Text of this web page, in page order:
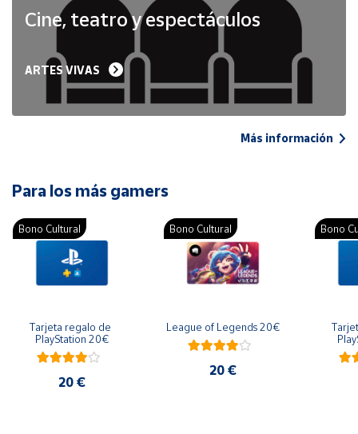
Cine, teatro y espectáculos
ARTES VIVAS
Más información
Para los más gamers
Bono Cultural
Tarjeta regalo de
PlayStation 20€
20 €
Bono Cultural
League of Legends 20€
20 €
Bono